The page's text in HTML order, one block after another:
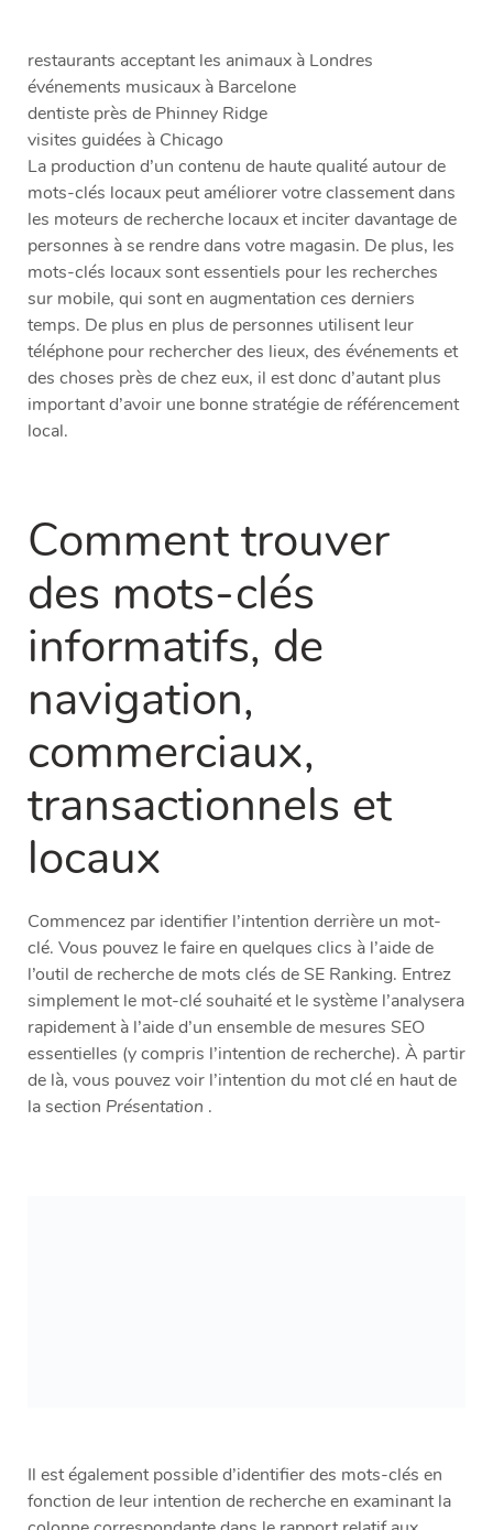
restaurants acceptant les animaux à Londres
événements musicaux à Barcelone
dentiste près de Phinney Ridge
visites guidées à Chicago
La production d’un contenu de haute qualité autour de
mots-clés locaux peut améliorer votre classement dans
les moteurs de recherche locaux et inciter davantage de
personnes à se rendre dans votre magasin. De plus, les
mots-clés locaux sont essentiels pour les recherches
sur mobile, qui sont en augmentation ces derniers
temps. De plus en plus de personnes utilisent leur
téléphone pour rechercher des lieux, des événements et
des choses près de chez eux, il est donc d’autant plus
important d’avoir une bonne stratégie de référencement
local.
Comment trouver
des mots-clés
informatifs, de
navigation,
commerciaux,
transactionnels et
locaux
Commencez par identifier l’intention derrière un mot-
clé. Vous pouvez le faire en quelques clics à l’aide de
l’outil de recherche de mots clés de SE Ranking. Entrez
simplement le mot-clé souhaité et le système l’analysera
rapidement à l’aide d’un ensemble de mesures SEO
essentielles (y compris l’intention de recherche). À partir
de là, vous pouvez voir l’intention du mot clé en haut de
la section Présentation .
Il est également possible d’identifier des mots-clés en
fonction de leur intention de recherche en examinant la